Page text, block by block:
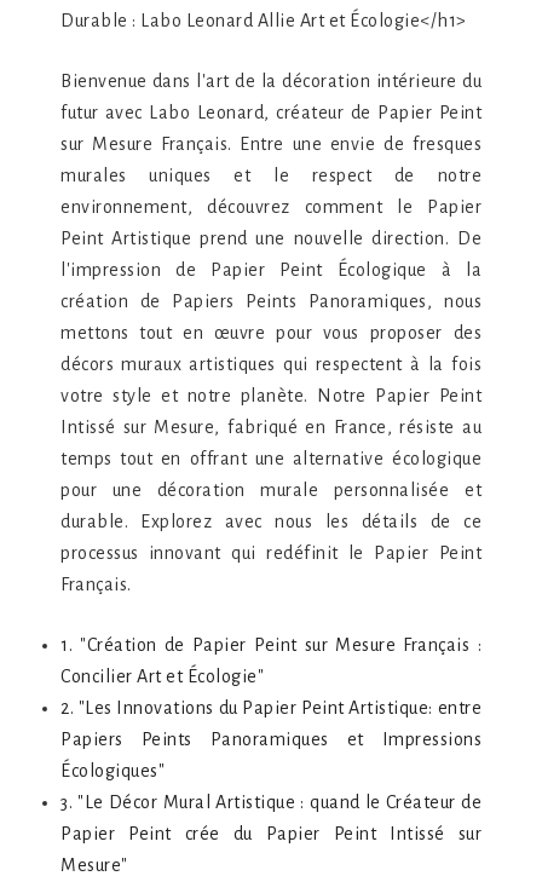
Durable : Labo Leonard Allie Art et Écologie</h1>
Bienvenue dans l'art de la décoration intérieure du
futur avec Labo Leonard, créateur de Papier Peint
sur Mesure Français. Entre une envie de fresques
murales uniques et le respect de notre
environnement, découvrez comment le Papier
Peint Artistique prend une nouvelle direction. De
l'impression de Papier Peint Écologique à la
création de Papiers Peints Panoramiques, nous
mettons tout en œuvre pour vous proposer des
décors muraux artistiques qui respectent à la fois
votre style et notre planète. Notre Papier Peint
Intissé sur Mesure, fabriqué en France, résiste au
temps tout en offrant une alternative écologique
pour une décoration murale personnalisée et
durable. Explorez avec nous les détails de ce
processus innovant qui redéfinit le Papier Peint
Français.
1. "Création de Papier Peint sur Mesure Français :
Concilier Art et Écologie"
2. "Les Innovations du Papier Peint Artistique: entre
Papiers Peints Panoramiques et Impressions
Écologiques"
3. "Le Décor Mural Artistique : quand le Créateur de
Papier Peint crée du Papier Peint Intissé sur
Mesure"